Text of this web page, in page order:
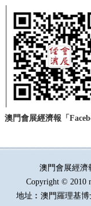
澳門會展經濟報「
澳門會展經
Copyright © 2010
地址︰澳門羅理基